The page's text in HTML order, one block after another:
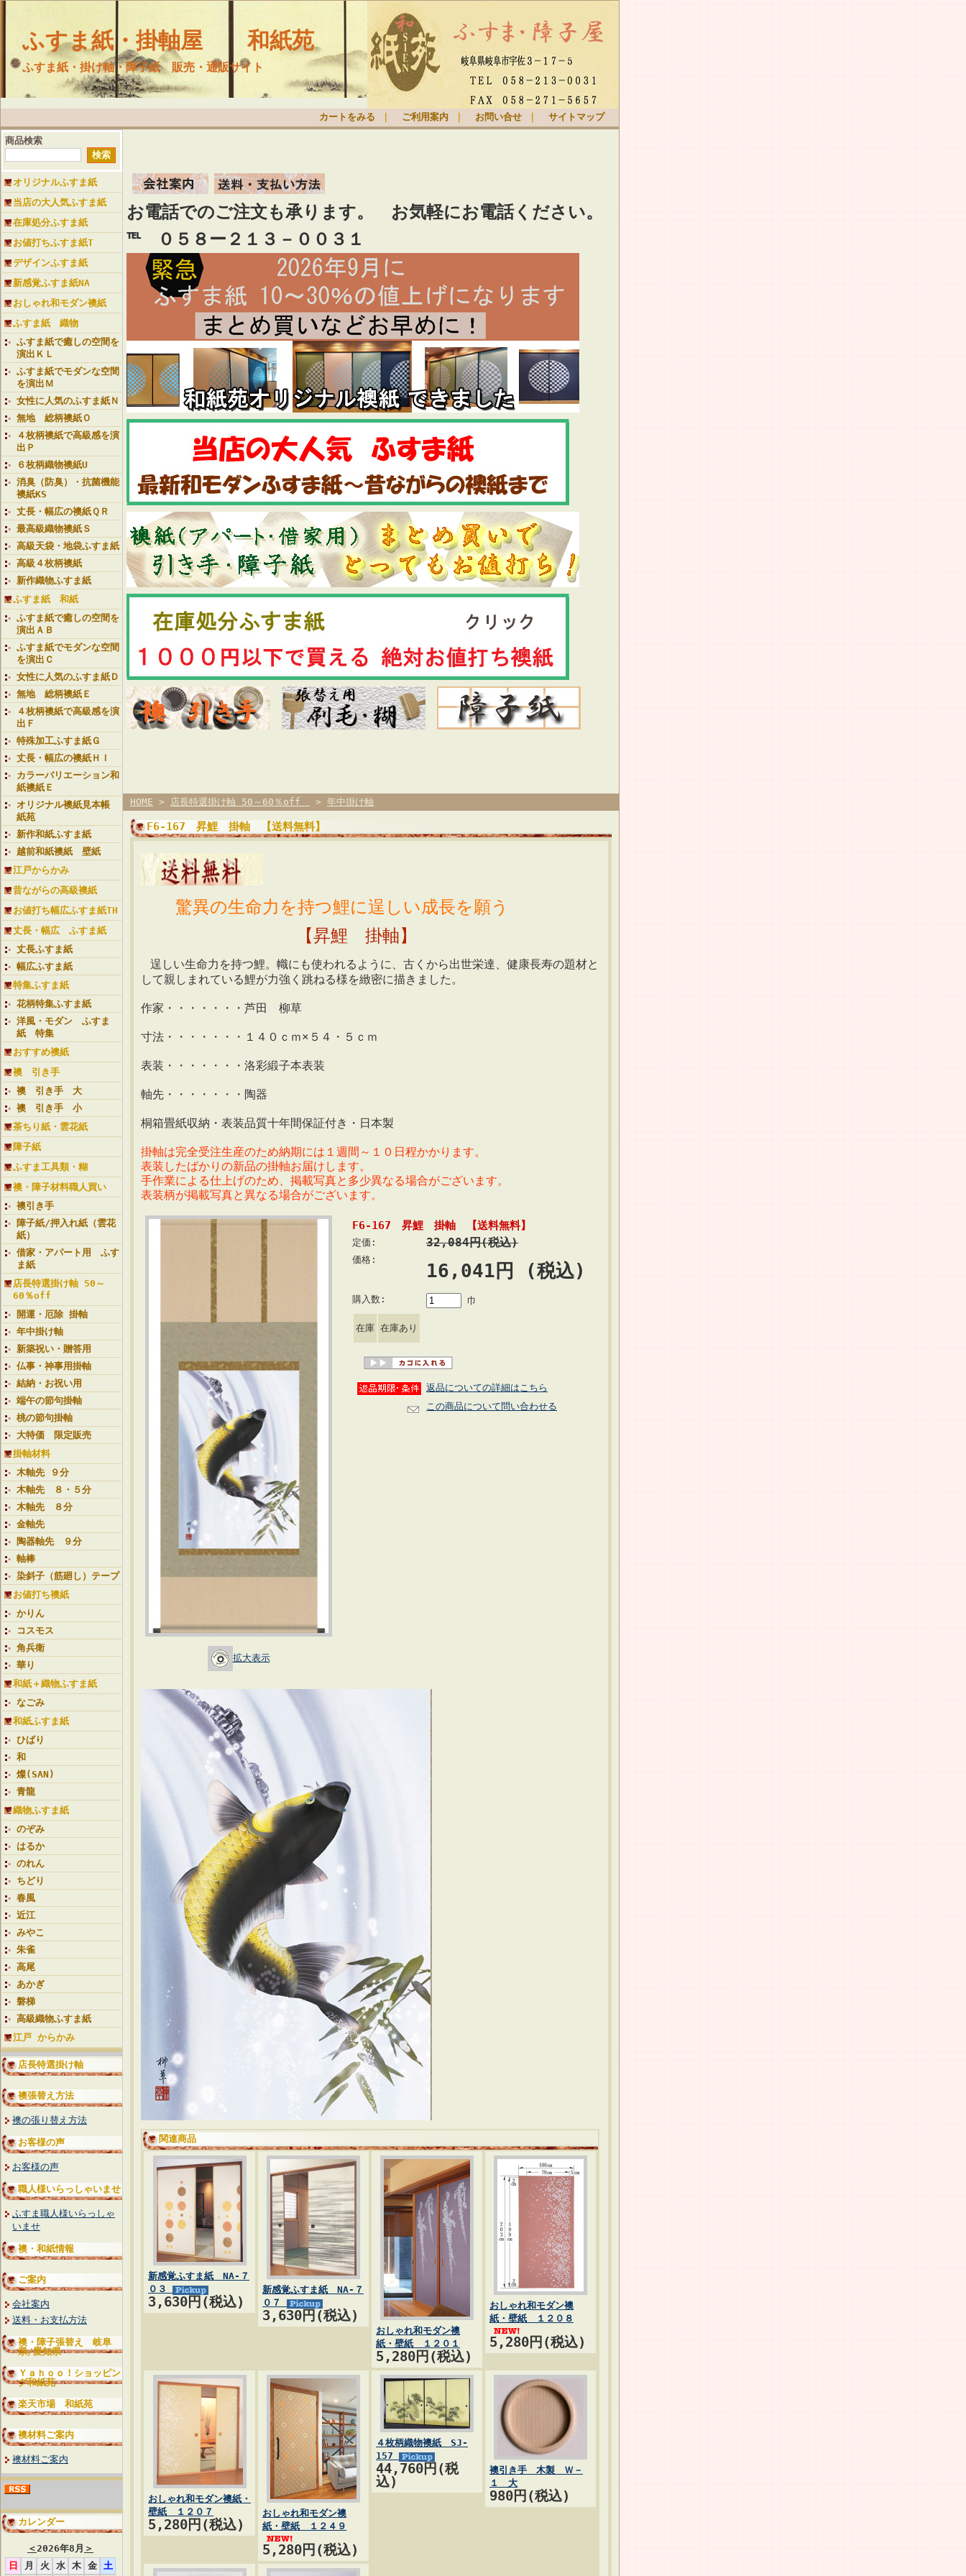
ふすま紙・掛軸屋 和紙苑
ふすま紙・掛け軸・障子紙 販売・通販サイト
カートをみる ご利用案内 お問い合せ サイトマップ
商品検索
オリジナルふすま紙
当店の大人気ふすま紙
在庫処分ふすま紙
お値打ちふすま紙T
デザインふすま紙
新感覚ふすま紙NA
おしゃれ和モダン襖紙
ふすま紙 織物
ふすま紙で癒しの空間を
演出ＫＬ
ふすま紙でモダンな空間
を演出Ｍ
女性に人気のふすま紙Ｎ
無地 総柄襖紙Ｏ
４枚柄襖紙で高級感を演
出Ｐ
６枚柄織物襖紙U
消臭（防臭）・抗菌機能
襖紙KS
丈長・幅広の襖紙ＱＲ
最高級織物襖紙Ｓ
高級天袋・地袋ふすま紙
高級４枚柄襖紙
新作織物ふすま紙
ふすま紙 和紙
ふすま紙で癒しの空間を
演出ＡＢ
ふすま紙でモダンな空間
を演出Ｃ
女性に人気のふすま紙Ｄ
無地 総柄襖紙Ｅ
４枚柄襖紙で高級感を演
出Ｆ
特殊加工ふすま紙Ｇ
丈長・幅広の襖紙ＨＩ
カラーバリエーション和
紙襖紙Ｅ
オリジナル襖紙見本帳
紙苑
新作和紙ふすま紙
越前和紙襖紙 壁紙
江戸からかみ
昔ながらの高級襖紙
お値打ち幅広ふすま紙TH
丈長・幅広 ふすま紙
丈長ふすま紙
幅広ふすま紙
特集ふすま紙
花柄特集ふすま紙
洋風・モダン ふすま
紙 特集
おすすめ襖紙
襖 引き手
襖 引き手 大
襖 引き手 小
茶ちり紙・雲花紙
障子紙
ふすま工具類・糊
襖・障子材料職人買い
襖引き手
障子紙/押入れ紙（雲花
紙）
借家・アパート用 ふす
ま紙
店長特選掛け軸 50～
60％off
開運・厄除 掛軸
年中掛け軸
新築祝い・贈答用
仏事・神事用掛軸
結納・お祝い用
端午の節句掛軸
桃の節句掛軸
大特価 限定販売
掛軸材料
木軸先 ９分
木軸先 ８・５分
木軸先 ８分
金軸先
陶器軸先 ９分
軸棒
染斜子（筋廻し）テープ
お値打ち襖紙
かりん
コスモス
角兵衛
華り
和紙＋織物ふすま紙
なごみ
和紙ふすま紙
ひばり
和
燦(SAN)
青龍
織物ふすま紙
のぞみ
はるか
のれん
ちどり
春風
近江
みやこ
朱雀
高尾
あかぎ
磐梯
高級織物ふすま紙
江戸 からかみ
店長特選掛け軸
襖張替え方法
襖の張り替え方法
お客様の声
お客様の声
職人様いらっしゃいませ
ふすま職人様いらっしゃ
いませ
襖・和紙情報
ご案内
会社案内
送料・お支払方法
襖・障子張替え 岐阜
県/愛知県
Ｙａｈｏｏ！ショッピン
グ和紙苑
楽天市場 和紙苑
襖材料ご案内
襖材料ご案内
カレンダー
＜2026年8月 ＞
日
月 火 水 木 金 土
お電話でのご注文も承ります。 お気軽にお電話ください。
℡ ０５８ー２１３－００３１
HOME > 店長特選掛け軸 50～60％off > 年中掛け軸
F6-167 昇鯉 掛軸 【送料無料】
驚異の生命力を持つ鯉に逞しい成長を願う
【昇鯉 掛軸】
逞しい生命力を持つ鯉。幟にも使われるように、古くから出世栄達、健康長寿の題材と
して親しまれている鯉が力強く跳ねる様を緻密に描きました。
作家・・・・・・・芦田 柳草
寸法・・・・・・・１４０ｃｍ×５４・５ｃｍ
表装・・・・・・・洛彩緞子本表装
軸先・・・・・・・陶器
桐箱畳紙収納・表装品質十年間保証付き・日本製
掛軸は完全受注生産のため納期には１週間～１０日程かかります。
表装したばかりの新品の掛軸お届けします。
手作業による仕上げのため、掲載写真と多少異なる場合がございます。
表装柄が掲載写真と異なる場合がございます。
拡大表示
F6-167 昇鯉 掛軸 【送料無料】
定価: 32,084円(税込)
価格:
16,041円 (税込)
購入数: 巾
在庫 在庫あり
返品についての詳細はこちら
この商品について問い合わせる
関連商品
新感覚ふすま紙 NA-７
０３
3,630円(税込)
新感覚ふすま紙 NA-７
０７
3,630円(税込)
おしゃれ和モダン襖
紙・壁紙 １２０１
5,280円(税込)
おしゃれ和モダン襖
紙・壁紙 １２０８
5,280円(税込)
おしゃれ和モダン襖紙・
壁紙 １２０７
5,280円(税込)
おしゃれ和モダン襖
紙・壁紙 １２４９
5,280円(税込)
４枚柄織物襖紙 SJ-
157
44,760円(税
込)
襖引き手 木製 Ｗ－
１ 大
980円(税込)